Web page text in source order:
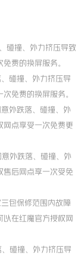
碰撞、外力挤压导致
费的换屏服务。
碰撞、外力挤压导
免费的换屏服务。
外跌落、碰撞、外
网点享受一次免费更
外跌落、碰撞、外
售后网点享一次受免
包保修范围内故障
以在红魔官方授权网
碰撞、外力挤压导